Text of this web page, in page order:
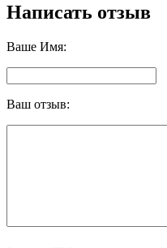
Написать отзыв
Ваше Имя:
Ваш отзыв: